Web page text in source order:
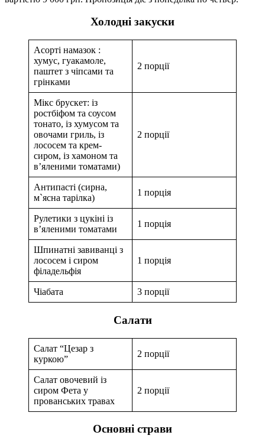
Холодні закуски
Асорті намазок :
хумус, гуакамоле,
паштет з чіпсами та
грінками
2 порції
Мікс брускет: із
ростбіфом та соусом
тонато, із хумусом та
овочами гриль, із
лососем та крем-
сиром, із хамоном та
вʼяленими томатами)
2 порції
Антипасті (сирна,
м`ясна тарілка)
1 порція
Рулетики з цукіні із
в’яленими томатами
1 порція
Шпинатні завиванці з
лососем і сиром
філадельфія
1 порція
Чіабата 3 порції
Салати
Салат “Цезар з
куркою”
2 порції
Салат овочевий із
сиром Фета у
прованських травах
2 порції
Основні страви